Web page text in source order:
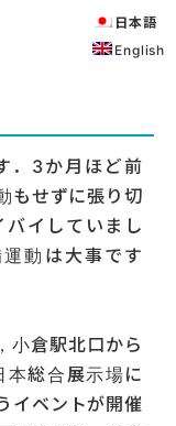
日本語
English
．3か月ほど前
もせずに張り切
バイしていまし
動は大事です
小倉駅北口から
総合展示場に
イベントが開催